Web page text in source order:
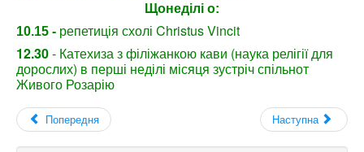
Щонеділі о:
10.15 - репетиція схолі ChristusVincit
12.30- Катехиза з філіжанкою кави (наука релігії для
дорослих) в перші неділі місяця зустріч спільнот
Живого Розарію
Попередня Наступна